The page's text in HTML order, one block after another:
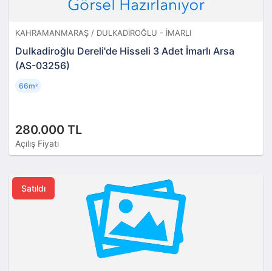
KAHRAMANMARAŞ / DULKADIROĞLU - İMARLI
Dulkadiroğlu Dereli'de Hisseli 3 Adet İmarlı Arsa
(AS-03256)
280.000 TL
Açılış Fiyatı
66m²
Satıldı